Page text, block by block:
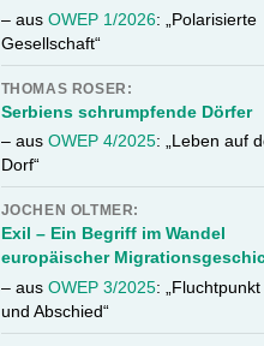
– aus OWEP 1/2026: „Polarisierte
Gesellschaft“
THOMAS ROSER:
Serbiens schrumpfende Dörfer
– aus OWEP 4/2025: „Leben auf
Dorf“
JOCHEN OLTMER:
Exil – Ein Begriff im Wandel
europäischer
– aus OWEP 3/2025: „Fluchtpunkt
und Abschied“